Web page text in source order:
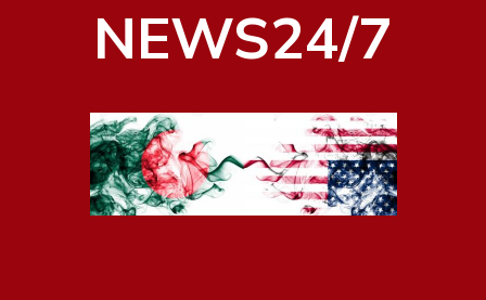
NEWS24/7